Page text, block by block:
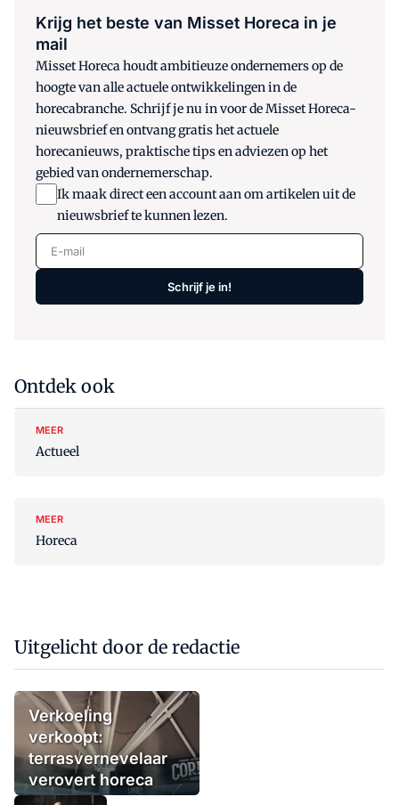
Krijg het beste van Misset Horeca in je
mail
Misset Horeca houdt ambitieuze ondernemers op de
hoogte van alle actuele ontwikkelingen in de
horecabranche. Schrijf je nu in voor de Misset Horeca-
nieuwsbrief en ontvang gratis het actuele
horecanieuws, praktische tips en adviezen op het
gebied van ondernemerschap.
Ik maak direct een account aan om artikelen uit de
nieuwsbrief te kunnen lezen.
E-mail
Schrijf je in!
Ontdek ook
MEER
Actueel
MEER
Horeca
Uitgelicht door de redactie
Verkoeling
verkoopt:
terrasvernevelaar
verovert horeca